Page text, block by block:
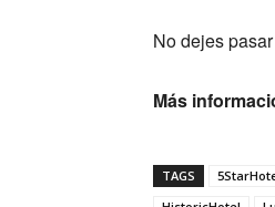
No dejes
Más
TAGS